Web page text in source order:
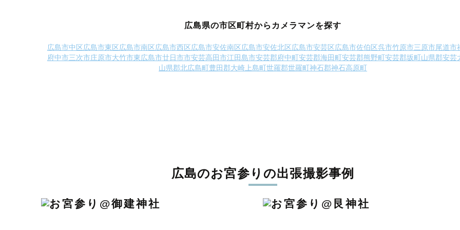
広島県の市区町村からカメラマンを探す
広島市中区広島市東区広島市南区広島市西区広島市安佐南区広島市安佐北区広島市安芸区広島市佐伯区呉市竹原市三原市尾道市
府中市三次市庄原市大竹市東広島市廿日市市安芸高田市江田島市安芸郡府中町安芸郡海田町安芸郡熊野町安芸郡坂町山県郡安芸
山県郡北広島町豊田郡大崎上島町世羅郡世羅町神石郡神石高原町
広島のお宮参りの出張撮影事例